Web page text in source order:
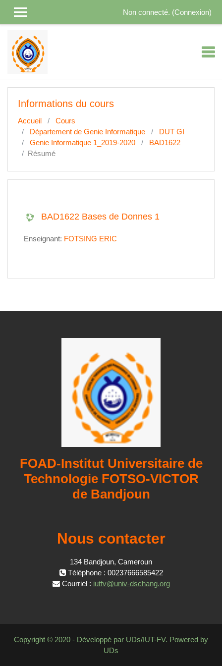
Non connecté. (Connexion)
Informations du cours
Accueil
Cours
Département de Genie Informatique
DUT GI
Genie Informatique 1_2019-2020
BAD1622
Résumé
BAD1622 Bases de Donnes 1
Enseignant: FOTSING ERIC
FOAD-Institut Universitaire de
Technologie FOTSO-VICTOR
de Bandjoun
Nous contacter
134 Bandjoun, Cameroun
Téléphone : 00237666585422
Courriel : iutfv@univ-dschang.org
Copyright © 2020 - Développé par UDs/IUT-FV. Powered by
UDs